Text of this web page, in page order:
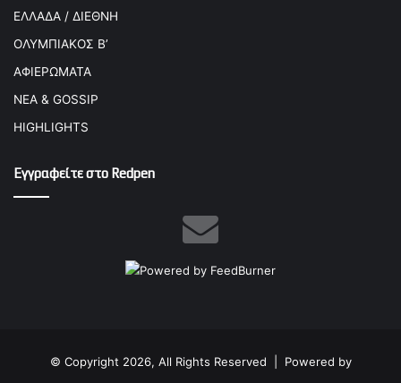
ΕΛΛΑΔΑ / ΔΙΕΘΝΗ
ΟΛΥΜΠΙΑΚΟΣ Β’
ΑΦΙΕΡΩΜΑΤΑ
ΝΕΑ & GOSSIP
HIGHLIGHTS
Εγγραφείτε στο Redpen
© Copyright 2026, All Rights Reserved | Powered by